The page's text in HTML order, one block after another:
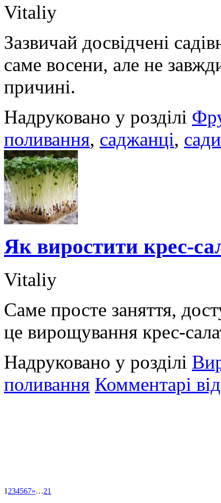
Vitaliy
Зазвичай досвідчені
саме восени, але не
причині.
Надруковано у розділі
поливання, саджанці,
Як виростити крес-
Vitaliy
Саме просте заняття,
це вирощування крес-
Надруковано у розділі
поливання Комментарі
1 234567»…21